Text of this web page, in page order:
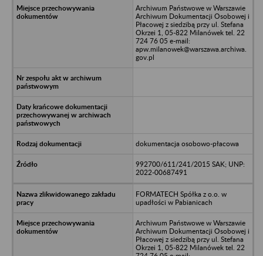
Archiwum Państwowe w Warszawie
Archiwum Dokumentacji Osobowej i
Płacowej z siedzibą przy ul. Stefana
Okrzei 1, 05-822 Milanówek tel. 22
724 76 05 e-mail:
apw.milanowek@warszawa.archiwa.
gov.pl
dokumentacja osobowo-płacowa
992700/611/241/2015 SAK; UNP:
2022-00687491
FORMATECH Spółka z o.o. w
upadłości w Pabianicach
Archiwum Państwowe w Warszawie
Archiwum Dokumentacji Osobowej i
Płacowej z siedzibą przy ul. Stefana
Okrzei 1, 05-822 Milanówek tel. 22